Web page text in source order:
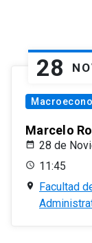
28
Marcelo
28 de
11:45
Facultad